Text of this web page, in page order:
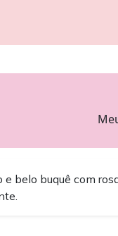
e belo buquê com